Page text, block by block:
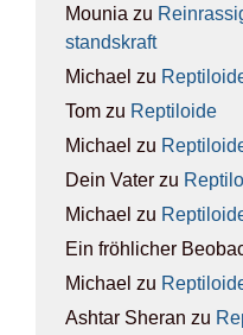
Mounia zu
stands­kraft
Michael zu
Tom zu Rep­ti­lo­ide
Michael zu
Dein Vater zu
Michael zu
Ein fröhlicher
Michael zu
Ashtar Sheran zu